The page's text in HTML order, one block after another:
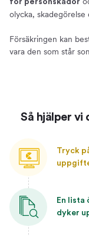
för personskador
olycka, skadegörelse
Försäkringen kan
vara den som står
Så hjälper vi
Tryck
En lista
dyker